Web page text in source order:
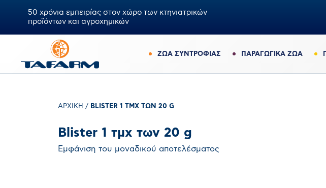
50 χρόνια εμπειρίας στον χώρο των κτηνιατρικών
προϊόντων και αγροχημικών
ΖΩΑ ΣΥΝΤΡΟΦΙΑΣ ΠΑΡΑΓΩΓΙΚΆ ΖΏΑ
ΑΡΧΙΚΉ / ΒLISTER 1 ΤΜΧ ΤΩΝ 20 G
Βlister 1 τμχ των 20 g
Εμφάνιση του μοναδικού αποτελέσματος